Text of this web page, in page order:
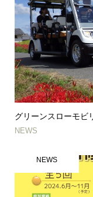
グリーンスローモビ
NEWS
NEWS